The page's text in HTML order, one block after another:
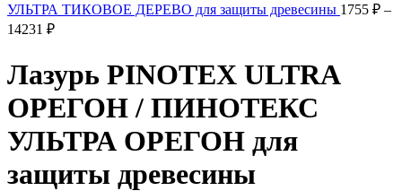
УЛЬТРА ТИКОВОЕ ДЕРЕВО для защиты древесины 1755 ₽ –
14231 ₽Диапазон
–
14231 ₽
Лазурь PINOTEX ULTRA
ОРЕГОН / ПИНОТЕКС
УЛЬТРА ОРЕГОН для
защиты древесины